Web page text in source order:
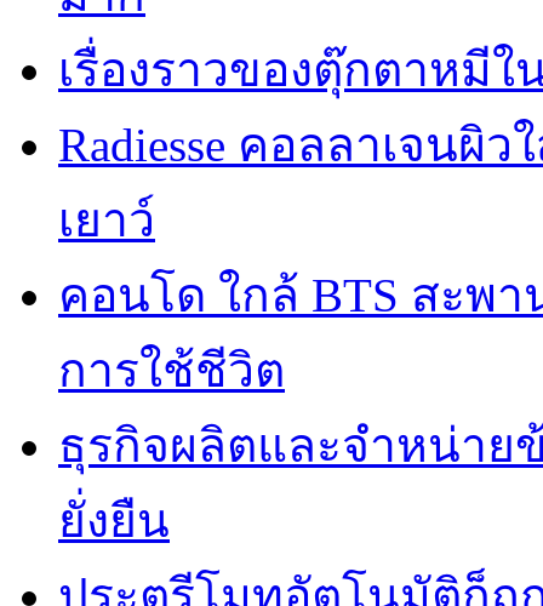
เรื่องราวของตุ๊กตาหมี
Radiesse คอลลาเจนผิ
เยาว์
คอนโด ใกล้ BTS สะพ
การใช้ชีวิต
ธุรกิจผลิตและจำหน่าย
ยั่งยืน